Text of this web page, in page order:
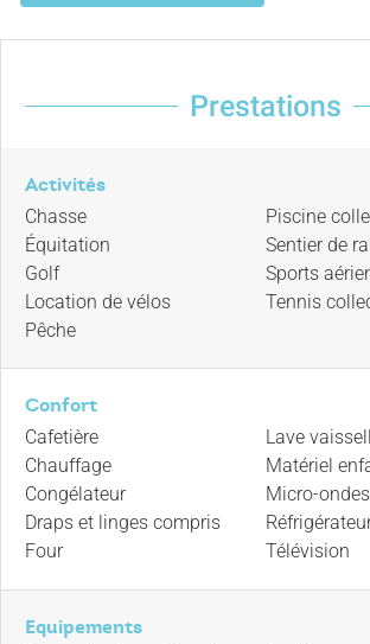
Prestations
Activités
Chasse
Équitation
Golf
Location de vélos
Pêche
Piscine
Sentier de
Sports
Tennis
Confort
Cafetière
Chauffage
Congélateur
Draps et linges compris
Four
Lave
Matériel
Micro-ondes
Télévision
Equipements